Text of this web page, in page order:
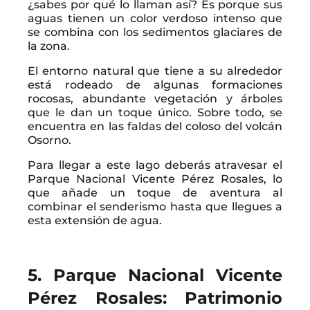
¿sabes por qué lo llaman así? Es porque sus
aguas tienen un color verdoso intenso que
se combina con los sedimentos glaciares de
la zona.
El entorno natural que tiene a su alrededor
está rodeado de algunas formaciones
rocosas, abundante vegetación y árboles
que le dan un toque único. Sobre todo, se
encuentra en las faldas del coloso del volcán
Osorno.
Para llegar a este lago deberás atravesar el
Parque Nacional Vicente Pérez Rosales, lo
que añade un toque de aventura al
combinar el senderismo hasta que llegues a
esta extensión de agua.
5. Parque Nacional Vicente
Pérez Rosales: Patrimonio